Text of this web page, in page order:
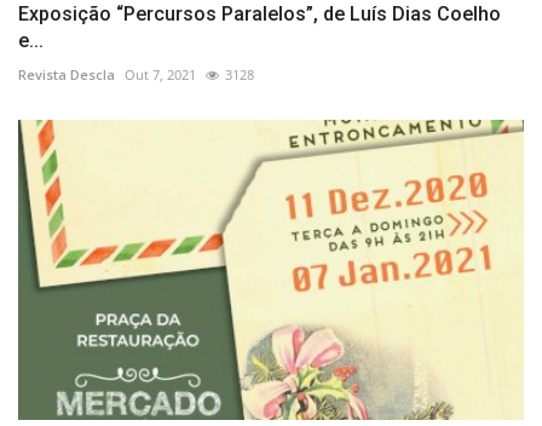
Exposição “Percursos Paralelos”, de Luís Dias Coelho
e...
Revista Descla Out 7, 2021 3128